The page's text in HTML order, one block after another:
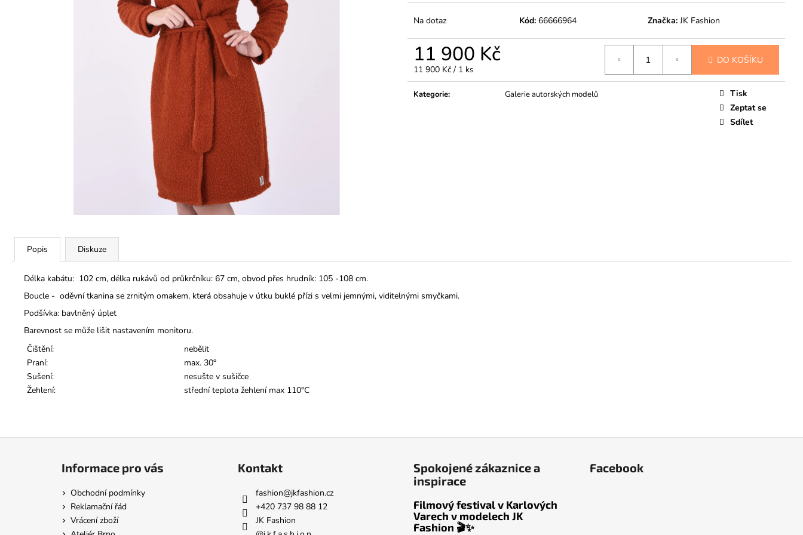
Na dotaz Kód: 66666964 Značka: JK Fashion
11 900 Kč
Měrná
cena:
11 900 Kč / 1 ks
DO KOŠÍKU
Kategorie: Galerie autorských modelů
Tisk
Zeptat se
Sdílet
Popis Diskuze
Délka kabátu: 102 cm, délka rukávů od průkrčníku: 67 cm, obvod přes hrudník: 105 -108 cm.
Boucle - oděvní tkanina se zrnitým omakem, která obsahuje v útku buklé přízi s velmi jemnými, viditelnými smyčkami.
Podšívka: bavlněný úplet
Barevnost se může lišit nastavením monitoru.
Čištění:
nebělit
Praní:
max. 30°
Sušení:
nesušte v sušičce
Žehlení:
střední teplota žehlení max 110°C
Informace pro vás
Obchodní podmínky
Reklamační řád
Vrácení zboží
Kontakt
fashion@jkfashion.cz
+420 737 98 88 12
JK Fashion
Spokojené zákaznice a
inspirace
Filmový festival v Karlových
Varech v modelech JK
Fashion 🎬✨
Facebook